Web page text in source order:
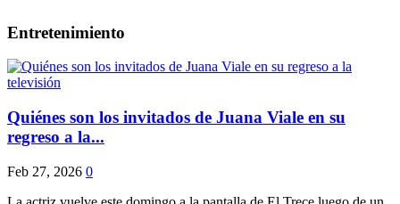
Entretenimiento
Quiénes son los invitados de Juana Viale en su
regreso a la...
Feb 27, 2026 0